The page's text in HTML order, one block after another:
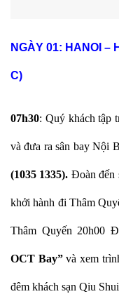
NGÀY 01: HANOI –
C)
07h30: Qu‎ý khách tập
và đưa ra sân bay Nội
(1035 1335). Đoàn đến
khởi hành đi Thâm
Thâm Quyến 20h00
OCT Bay”và xem
đêm khách sạn Qiu